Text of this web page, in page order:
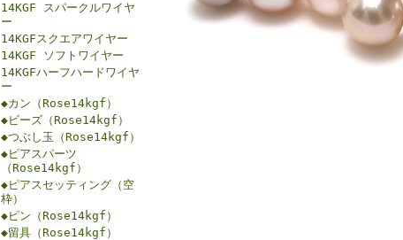
14KGF スパークルワイヤ
ー
14KGFスクエアワイヤー
14KGF ソフトワイヤー
14KGFハーフハードワイヤ
ー
◆カン（Rose14kgf）
◆ビーズ（Rose14kgf）
◆つぶし玉（Rose14kgf）
◆ピアスパーツ
（Rose14kgf）
◆ピアスセッティング（空
枠）
◆ピン（Rose14kgf）
◆留具（Rose14kgf）